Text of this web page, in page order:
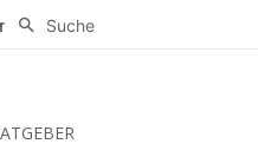
Suche